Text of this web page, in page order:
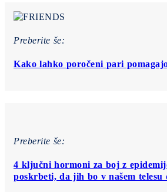
Preberite še:
Kako lahko poročeni pari
Preberite še:
4 ključni hormoni za boj z
poskrbeti, da jih bo v našem telesu